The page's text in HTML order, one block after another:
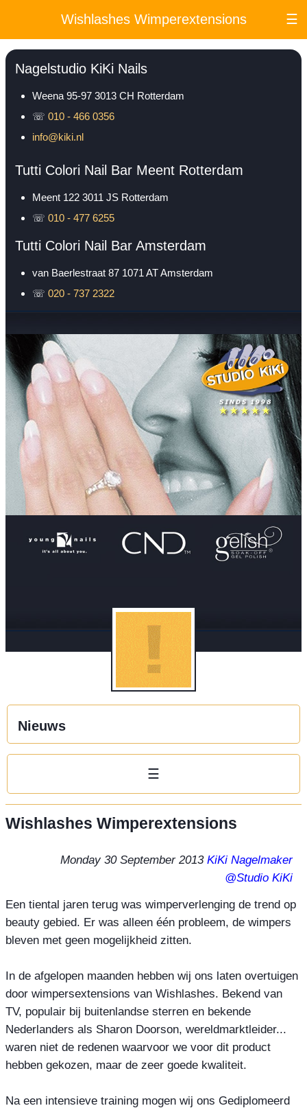
Wishlashes Wimperextensions ☰
Nagelstudio KiKi Nails
Weena 95-97 3013 CH Rotterdam
☏010 - 466 0356
info@kiki.nl
Tutti Colori Nail Bar Meent Rotterdam
Meent 122 3011 JS Rotterdam
☏010 - 477 6255
Tutti Colori Nail Bar Amsterdam
van Baerlestraat 87 1071 ATAmsterdam
☏020 - 737 2322
Nieuws
☰
Wishlashes Wimperextensions
Monday 30 September 2013KiKi Nagelmaker
@Studio KiKi
Een tiental jaren terug was wimperverlenging de trend op
beauty gebied. Er was alleen één probleem, de wimpers
bleven met geen mogelijkheid zitten.
In de afgelopen maanden hebben wij ons laten overtuigen
door wimpersextensions van Wishlashes. Bekend van
TV, populair bij buitenlandse sterren en bekende
Nederlanders als Sharon Doorson, wereldmarktleider...
waren niet de redenen waarvoor we voor dit product
hebben gekozen, maar de zeer goede kwaliteit.
Na een intensieve training mogen wij ons Gediplomeerd